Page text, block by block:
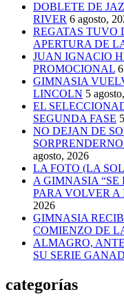
DOBLETE DE
RIVER 6 agosto,
REGATAS TUVO
APERTURA DE
JUAN IGNACIO
PROMOCIONAL
GIMNASIA
LINCOLN 5
EL
SEGUNDA FASE
NO DEJAN DE
agosto, 2026
LA FOTO (LA
A GIMNASIA “SE
PARA VOLVER A
2026
GIMNASIA
COMIENZO DE
ALMAGRO,
SU SERIE
categorías